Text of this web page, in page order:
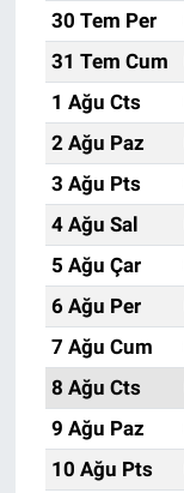
30 Tem Per
31 Tem Cum
1 Ağu Cts
2 Ağu Paz
3 Ağu Pts
4 Ağu Sal
5 Ağu Çar
6 Ağu Per
7 Ağu Cum
8 Ağu Cts
9 Ağu Paz
10 Ağu Pts